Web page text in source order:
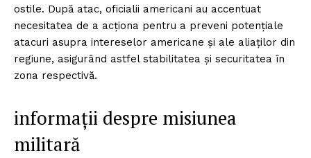
ostile. După atac, oficialii americani au accentuat
necesitatea de a acționa pentru a preveni potențiale
atacuri asupra intereselor americane și ale aliaților din
regiune, asigurând astfel stabilitatea și securitatea în
zona respectivă.
informații despre misiunea
militară